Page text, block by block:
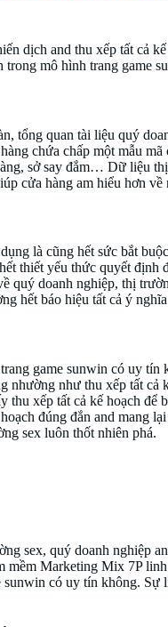
dịch and thu xếp tất cả
mô hình trang game
tổng quan tài liệu quý
chứa chấp một mẫu
sở say đắm… Dữ liệu
hàng am hiểu hơn về
là cũng hết sức bắt
thiết yếu thức quyết
quý doanh nghiệp, thị
hết báo hiệu tất cả ý
game sunwin có uy
như thu xếp tất
xếp tất cả kế hoạch
đúng đắn and mang
sex luôn thốt nhiên phá.
sex, quý doanh nghiệp
Marketing Mix 7P
có uy tín không.